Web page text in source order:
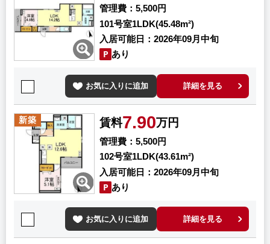
管理費
5,500円
101号室1LDK(45.48m²)
入居可能日
2026年09月中旬
あり
お気に入りに追加 詳細を見る
新築 賃料7.90万円
管理費
5,500円
102号室1LDK(43.61m²)
入居可能日
2026年09月中旬
あり
お気に入りに追加 詳細を見る